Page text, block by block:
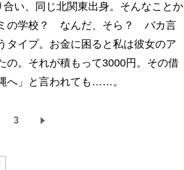
い、同じ北関東出身。そんなことか
の学校？ なんだ、そら？ バカ言
タイプ。お金に困ると私は彼女のア
の。それが積もって3000円。その借
へ」と言われても……。
3